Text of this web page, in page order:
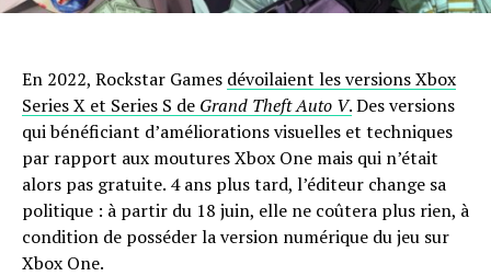
En 2022, Rockstar Games dévoilaient les versions Xbox
Series X et Series S de Grand Theft Auto V.Des versions
qui bénéficiant d’améliorations visuelles et techniques
par rapport aux moutures Xbox One mais qui n’était
alors pas gratuite. 4 ans plus tard, l’éditeur change sa
politique : à partir du 18 juin, elle ne coûtera plus rien, à
condition de posséder la version numérique du jeu sur
Xbox One.